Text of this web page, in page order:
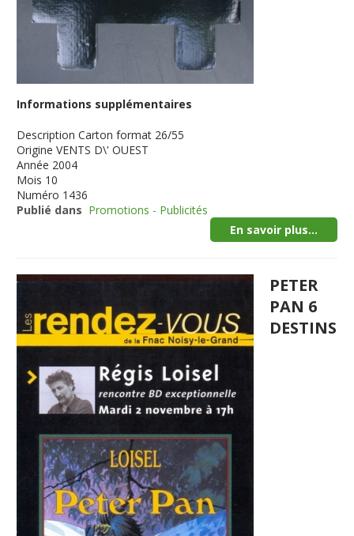
Informations supplémentaires
Description Carton format 26/55
Origine VENTS D\' OUEST
Année 2004
Mois 10
Numéro 1436
Publié dans Promotions - Publicités
En savoir plus...
PETER
PAN 6
DESTINS